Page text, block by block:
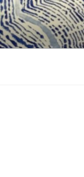
Aller
au
contenu
principal